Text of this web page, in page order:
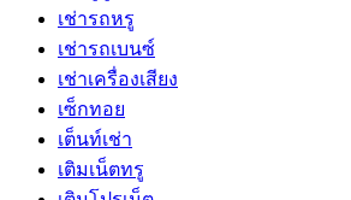
เช่ารถหรู
เช่ารถเบนซ์
เช่าเครื่องเสียง
เซ็กทอย
เต็นท์เช่า
เติมเน็ตทรู